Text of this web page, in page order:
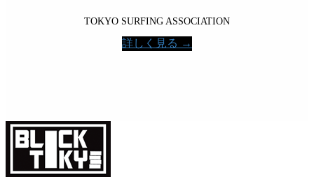
TOKYO SURFING ASSOCIATION
詳しく見る →